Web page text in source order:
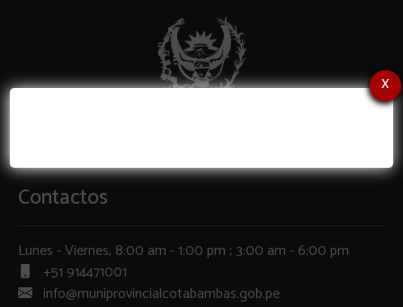
x
Contactos
Lunes - Viernes, 8:00 am - 1:00 pm ; 3:00 am - 6:00 pm
+51 914471001
info@muniprovincialcotabambas.gob.pe